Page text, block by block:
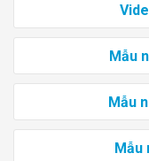
Mẫu
Mẫu
Mẫu